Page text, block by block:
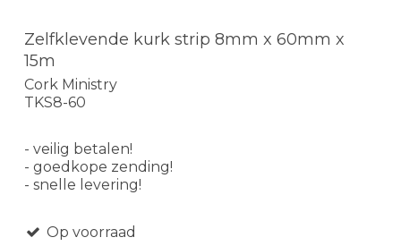
Zelfklevende kurk strip 8mm x 60mm x
15m
Cork Ministry
TKS8-60
- veilig betalen!
- goedkope zending!
- snelle levering!
Op voorraad